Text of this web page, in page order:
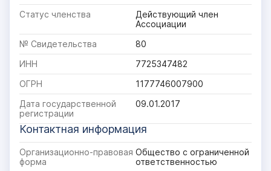
Статус членства
Действующий член
Ассоциации
№ Свидетельства
80
ИНН
7725347482
ОГРН
1177746007900
Дата государственной
регистрации
09.01.2017
Контактная информация
Организационно-правовая
форма
Общество с ограниченной
ответственностью